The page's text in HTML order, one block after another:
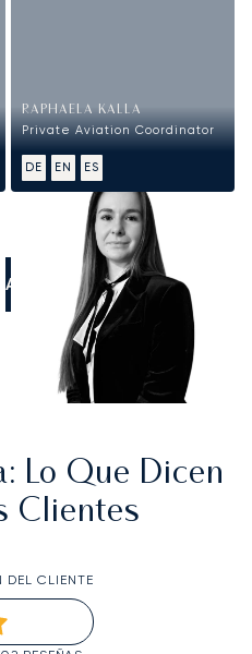
RAPHAELA KALLA
Private Aviation Coordinator
DE EN ES
: Lo Que Dicen
Clientes
DEL CLIENTE